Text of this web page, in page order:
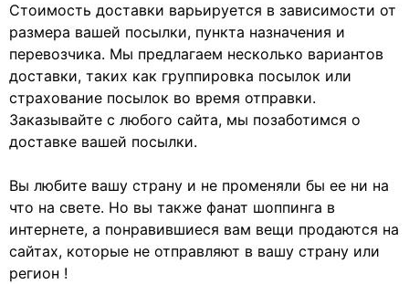
Стоимость доставки варьируется в зависимости от
размера вашей посылки, пункта назначения и
перевозчика. Мы предлагаем несколько вариантов
доставки, таких как группировка посылок или
страхование посылок во время отправки.
Заказывайте с любого сайта, мы позаботимся о
доставке вашей посылки.
Вы любите вашу страну и не променяли бы ее ни на
что на свете. Но вы также фанат шоппинга в
интернете, а понравившиеся вам вещи продаются на
сайтах, которые не отправляют в вашу страну или
регион !